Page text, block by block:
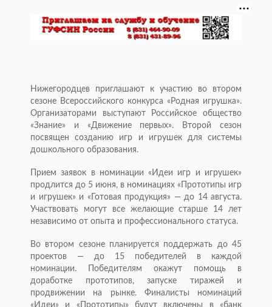
Нижегородцев приглашают к участию во втором
сезоне Всероссийского конкурса «Родная игрушка».
Организаторами выступают Российское общество
«Знание» и «Движение первых». Второй сезон
посвящен созданию игр и игрушек для системы
дошкольного образования.
Прием заявок в номинации «Идеи игр и игрушек»
продлится до 5 июня, в номинациях «Прототипы игр
и игрушек» и «Готовая продукция» — до 14 августа.
Участвовать могут все желающие старше 14 лет
независимо от опыта и профессионального статуса.
Во втором сезоне планируется поддержать до 45
проектов — до 15 победителей в каждой
номинации. Победителям окажут помощь в
доработке прототипов, запуске тиражей и
продвижении на рынке. Финалисты номинаций